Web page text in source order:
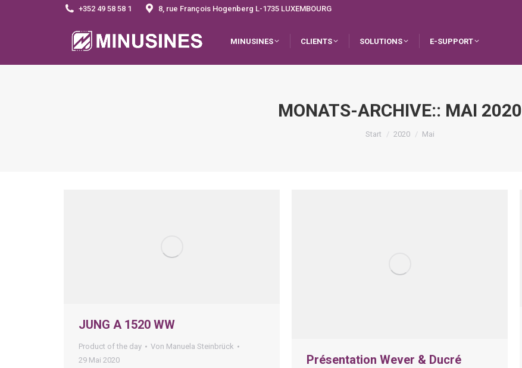
+352 49 58 58 1 8, rue François Hogenberg L-1735 LUXEMBOURG
MINUSINES CLIENTS SOLUTIONS E-SUPPORT
MONATS-ARCHIVE:: MAI 2020
Sie befinden sich hier:
Start 2020 Mai
JUNG A 1520 WW
Product of the day Von Manuela Steinbrück
29 Mai 2020
Présentation Wever & Ducré